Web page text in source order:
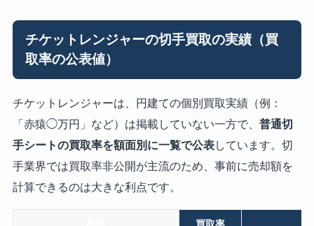
チケットレンジャーの切手買取の実績（買
取率の公表値）
チケットレンジャーは、円建ての個別買取実績（例：
「赤猿◯万円」など）は掲載していない一方で、 普通切
手シートの買取率を額面別に一覧で公表しています。切
手業界では買取率非公開が主流のため、事前に売却額を
計算できるのは大きな利点です。